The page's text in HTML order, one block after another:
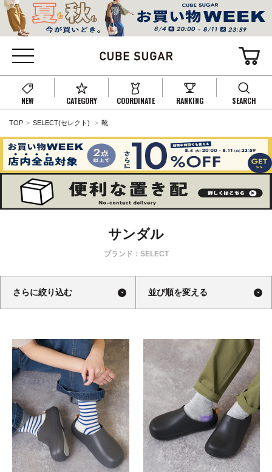
NEW CATEGORY COORDINATE RANKING SEARCH
TOP SELECT(セレクト) 靴
サンダル
ブランド：SELECT
さらに絞り込む 並び順を変える